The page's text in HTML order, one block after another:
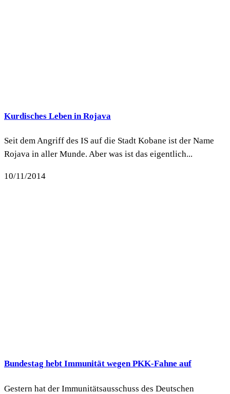
Kurdisches Leben in Rojava
Seit dem Angriff des IS auf die Stadt Kobane ist der Name
Rojava in aller Munde. Aber was ist das eigentlich...
10/11/2014
Bundestag hebt Immunität wegen PKK-Fahne auf
Gestern hat der Immunitätsausschuss des Deutschen